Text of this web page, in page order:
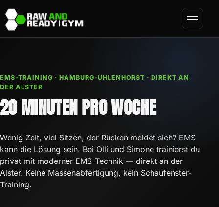
Raw and Ready - Gym
EMS-TRAINING · HAMBURG-UHLENHORST · DIREKT AN
DER ALSTER
20 MINUTEN PRO WOCHE
Wenig Zeit, viel Sitzen, der Rücken meldet sich? EMS
kann die Lösung sein. Bei Olli und Simone trainierst du
privat mit moderner EMS-Technik — direkt an der
Alster. Keine Massenabfertigung, kein Schaufenster-
Training.